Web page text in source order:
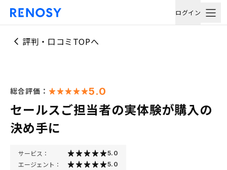
ログイン
評判・口コミTOPへ
総合評価： 5.0
セールスご担当者の実体験が購入の
決め手に
サービス： 5.0
エージェント： 5.0